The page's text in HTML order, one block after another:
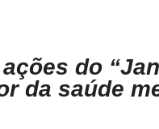
do
da saúde